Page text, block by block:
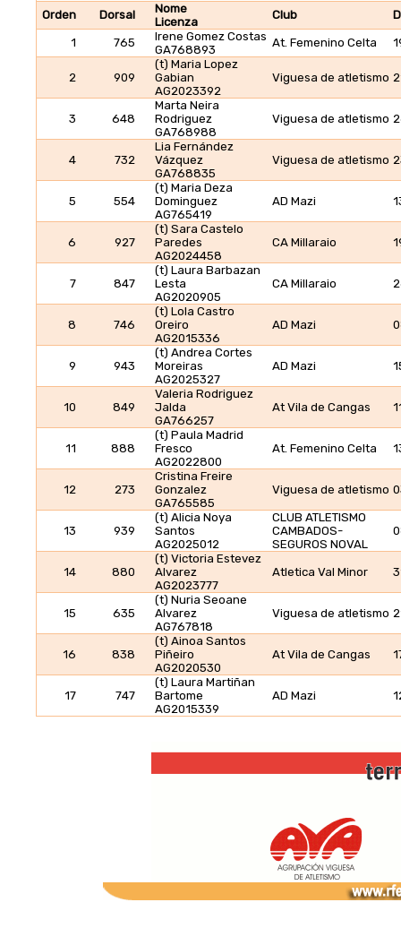
Orden Dorsal
Nome
Licenza
Club
1 765
Irene Gomez Costas
GA768893
At. Femenino Celta
2 909
(t) Maria Lopez
Gabian
AG2023392
Viguesa de atletismo
3 648
Marta Neira
Rodriguez
GA768988
Viguesa de atletismo
4 732
Lia Fernández
Vázquez
GA768835
Viguesa de atletismo
5 554
(t) Maria Deza
Dominguez
AG765419
AD Mazi
6 927
(t) Sara Castelo
Paredes
AG2024458
CA Millaraio
7 847
(t) Laura Barbazan
Lesta
AG2020905
CA Millaraio
8 746
(t) Lola Castro
Oreiro
AG2015336
AD Mazi
9 943
(t) Andrea Cortes
Moreiras
AG2025327
AD Mazi
10 849
Valeria Rodriguez
Jalda
GA766257
At Vila de Cangas
11 888
(t) Paula Madrid
Fresco
AG2022800
At. Femenino Celta
12 273
Cristina Freire
Gonzalez
GA765585
Viguesa de atletismo
13 939
(t) Alicia Noya
Santos
AG2025012
CLUB ATLETISMO
CAMBADOS-
SEGUROS NOVAL
14 880
(t) Victoria Estevez
Alvarez
AG2023777
Atletica Val Minor
15 635
(t) Nuria Seoane
Alvarez
AG767818
Viguesa de atletismo
16 838
(t) Ainoa Santos
Piñeiro
AG2020530
At Vila de Cangas
17 747
(t) Laura Martiñan
Bartome
AG2015339
AD Mazi